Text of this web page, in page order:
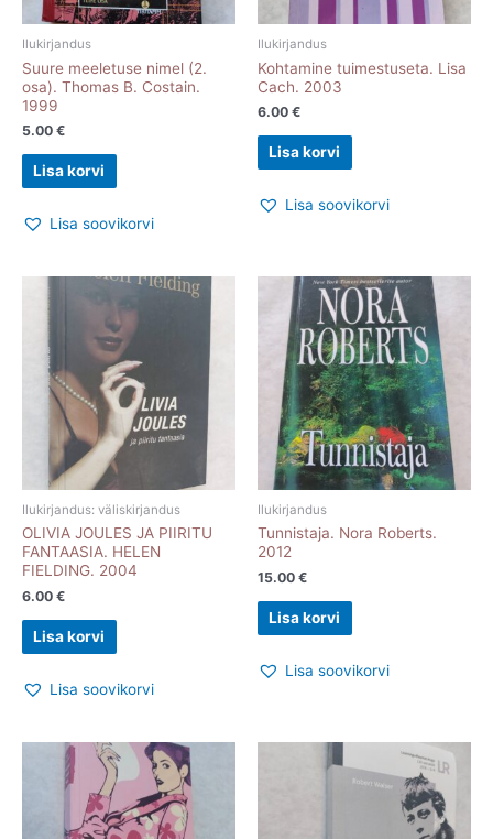
Ilukirjandus
Suure meeletuse nimel (2.
osa). Thomas B. Costain.
1999
5.00 €
Lisa korvi
Lisa soovikorvi
Ilukirjandus
Kohtamine tuimestuseta. Lisa
Cach. 2003
6.00 €
Lisa korvi
Lisa soovikorvi
Ilukirjandus: väliskirjandus
OLIVIA JOULES JA PIIRITU
FANTAASIA. HELEN
FIELDING. 2004
6.00 €
Lisa korvi
Lisa soovikorvi
Ilukirjandus
Tunnistaja. Nora Roberts.
2012
15.00 €
Lisa korvi
Lisa soovikorvi